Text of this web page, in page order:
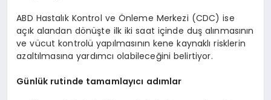
ABD Hastalık Kontrol ve Önleme Merkezi (CDC) ise
açık alandan dönüşte ilk iki saat içinde duş alınmasının
ve vücut kontrolü yapılmasının kene kaynaklı risklerin
azaltılmasına yardımcı olabileceğini belirtiyor.
Günlük rutinde tamamlayıcı adımlar